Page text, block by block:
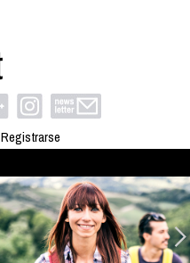
Registrarse